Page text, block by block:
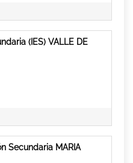
(IES) VALLE DE
Secundaria MARIA